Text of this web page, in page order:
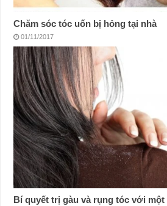
Chăm sóc tóc uốn bị hỏng tại nhà
01/11/2017
Bí quyết trị gàu và rụng tóc với một